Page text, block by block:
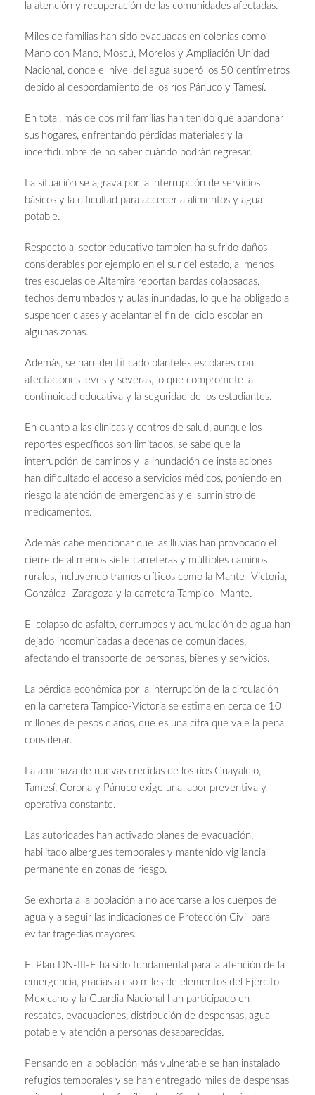
la atención y recuperación de las comunidades afectadas.
Miles de familias han sido evacuadas en colonias como
Mano con Mano, Moscú, Morelos y Ampliación Unidad
Nacional, donde el nivel del agua superó los 50 centímetros
debido al desbordamiento de los ríos Pánuco y Tamesí.
En total, más de dos mil familias han tenido que abandonar
sus hogares, enfrentando pérdidas materiales y la
incertidumbre de no saber cuándo podrán regresar.
La situación se agrava por la interrupción de servicios
básicos y la dificultad para acceder a alimentos y agua
potable.
Respecto al sector educativo tambien ha sufrido daños
considerables por ejemplo en el sur del estado, al menos
tres escuelas de Altamira reportan bardas colapsadas,
techos derrumbados y aulas inundadas, lo que ha obligado a
suspender clases y adelantar el fin del ciclo escolar en
algunas zonas.
Además, se han identificado planteles escolares con
afectaciones leves y severas, lo que compromete la
continuidad educativa y la seguridad de los estudiantes.
En cuanto a las clínicas y centros de salud, aunque los
reportes específicos son limitados, se sabe que la
interrupción de caminos y la inundación de instalaciones
han dificultado el acceso a servicios médicos, poniendo en
riesgo la atención de emergencias y el suministro de
medicamentos.
Además cabe mencionar que las lluvias han provocado el
cierre de al menos siete carreteras y múltiples caminos
rurales, incluyendo tramos críticos como la Mante–Victoria,
González–Zaragoza y la carretera Tampico–Mante.
El colapso de asfalto, derrumbes y acumulación de agua han
dejado incomunicadas a decenas de comunidades,
afectando el transporte de personas, bienes y servicios.
La pérdida económica por la interrupción de la circulación
en la carretera Tampico-Victoria se estima en cerca de 10
millones de pesos diarios, que es una cifra que vale la pena
considerar.
La amenaza de nuevas crecidas de los ríos Guayalejo,
Tamesí, Corona y Pánuco exige una labor preventiva y
operativa constante.
Las autoridades han activado planes de evacuación,
habilitado albergues temporales y mantenido vigilancia
permanente en zonas de riesgo.
Se exhorta a la población a no acercarse a los cuerpos de
agua y a seguir las indicaciones de Protección Civil para
evitar tragedias mayores.
El Plan DN-III-E ha sido fundamental para la atención de la
emergencia, gracias a eso miles de elementos del Ejército
Mexicano y la Guardia Nacional han participado en
rescates, evacuaciones, distribución de despensas, agua
potable y atención a personas desaparecidas.
Pensando en la población más vulnerable se han instalado
refugios temporales y se han entregado miles de despensas